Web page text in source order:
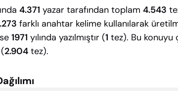
4.371 yazar tarafından toplam 4.543
farklı anahtar kelime kullanılarak
1971 yılında yazılmıştır (1 tez). Bu konuyu
2.904 tez).